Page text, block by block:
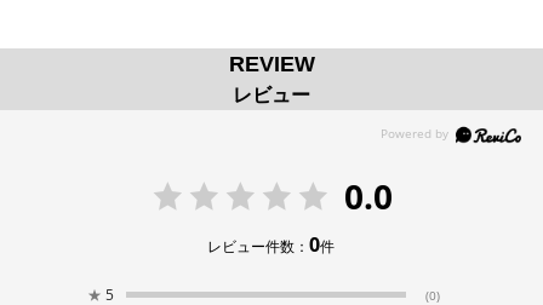
REVIEW
レビュー
0.0
レビュー件数：0件
★ 5 (0)